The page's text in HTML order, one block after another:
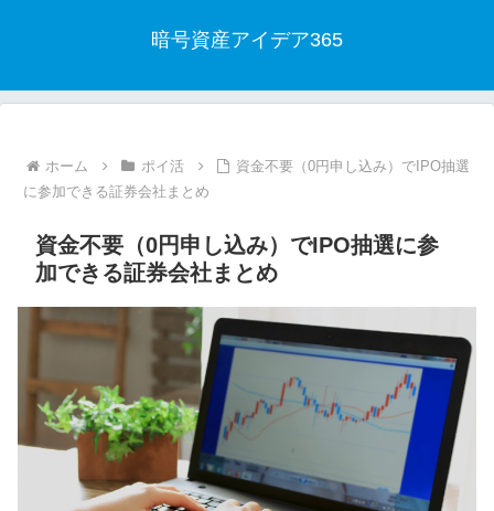
暗号資産アイデア365
ホーム ポイ活
資金不要（0円申し込み）でIPO抽選
に参加できる証券会社まとめ
資金不要（0円申し込み）でIPO抽選に参
加できる証券会社まとめ